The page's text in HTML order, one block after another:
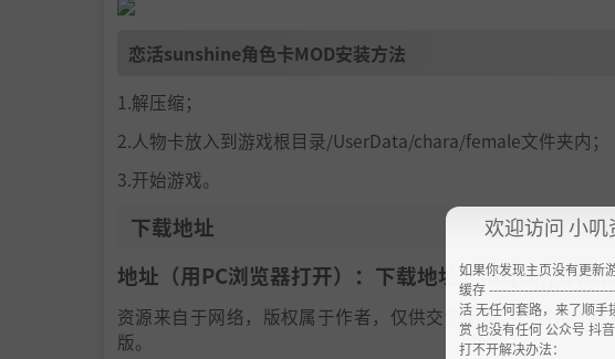
恋活sunshine角色卡MOD安装方法
1.解压缩；
2.人物卡放入到游戏根目录/UserData/chara/female文件夹内；
3.开始游戏。
下载地址
地址（用PC浏览器打开）：下载地址：https://
资源来自于网络，版权属于作者，仅供交流学习，严禁用于
版。
欢迎访问 小
如果你发现主页没有更新
缓存
活 无任何套路，来了顺
赏 也没有任何 公众号 抖
打不开解决办法：